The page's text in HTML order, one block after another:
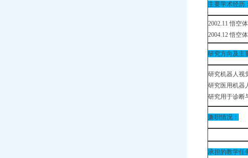
主要学术经历：
2002.11 悟空
2004.12 悟空
研究方向及主
研究机器人视
研究医用机器
研究用于诊断
兼职情况：
承担的教学任